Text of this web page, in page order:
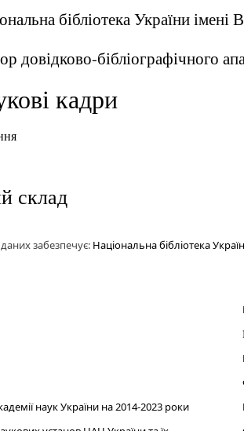
бібліотека України імені
довідково-бібліографічного
кадри
склад
даних забезпечує: Національна бібліотека
наук України на 2014-2023 роки